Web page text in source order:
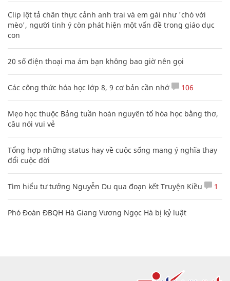
Clip lột tả chân thực cảnh anh trai và em gái như 'chó với
mèo', người tinh ý còn phát hiện một vấn đề trong giáo dục
con
20 số điện thoại ma ám bạn không bao giờ nên gọi
Các công thức hóa học lớp 8, 9 cơ bản cần nhớ 106
Mẹo học thuộc Bảng tuần hoàn nguyên tố hóa học bằng thơ,
câu nói vui vẻ
Tổng hợp những status hay về cuộc sống mang ý nghĩa thay
đổi cuộc đời
Tìm hiểu tư tưởng Nguyễn Du qua đoạn kết Truyện Kiều 1
Phó Đoàn ĐBQH Hà Giang Vương Ngọc Hà bị kỷ luật